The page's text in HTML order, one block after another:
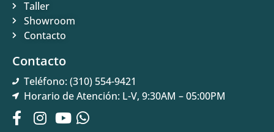
Taller
Showroom
Contacto
Contacto
Teléfono: (310) 554-9421
Horario de Atención: L-V, 9:30AM – 05:00PM